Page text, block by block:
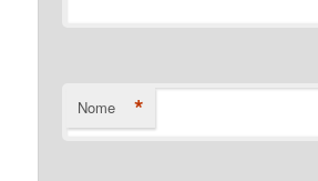
Nome *